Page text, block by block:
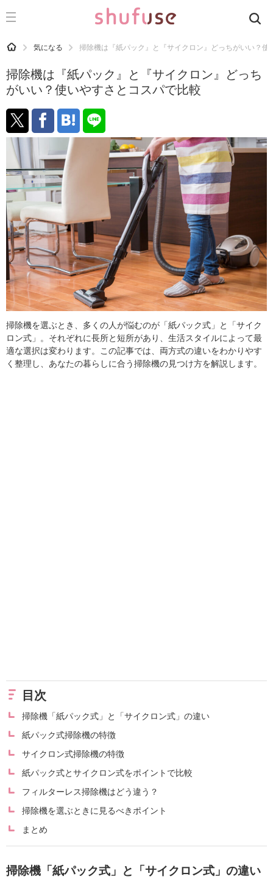
CATEGORY 記事カテゴリ
運気
洗濯
生活の知恵
掃除
マナー
趣味
食材辞典
おすすめ
HOME 気になる 掃除機は『紙パック』と『サイクロン』どっちがいい？使
掃除機は『紙パック』と『サイクロン』どっち
がいい？使いやすさとコスパで比較
掃除機を選ぶとき、多くの人が悩むのが「紙パック式」と「サイク
ロン式」。それぞれに長所と短所があり、生活スタイルによって最
適な選択は変わります。この記事では、両方式の違いをわかりやす
く整理し、あなたの暮らしに合う掃除機の見つけ方を解説します。
目次
掃除機「紙パック式」と「サイクロン式」の違い
紙パック式掃除機の特徴
サイクロン式掃除機の特徴
紙パック式とサイクロン式をポイントで比較
フィルターレス掃除機はどう違う？
掃除機を選ぶときに見るべきポイント
まとめ
掃除機「紙パック式」と「サイクロン式」の違い